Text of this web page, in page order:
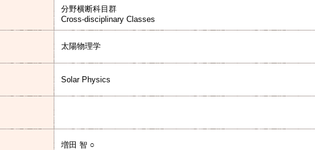
分野横断科目群
Cross-disciplinary Classes
太陽物理学
Solar Physics
増田 智 ○